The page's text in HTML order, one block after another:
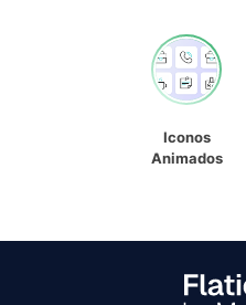
Iconos
Animados